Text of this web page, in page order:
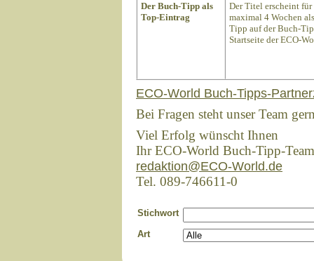
Der Buch-Tipp als
Top-Eintrag
Der Titel erscheint für
maximal 4 Wochen
Tipp auf der Buch-
Startseite der ECO-
ECO-World Buch-Tipps-
Bei Fragen steht unser Team
Viel Erfolg wünscht Ihnen
Ihr ECO-World Buch-Tipp-Team
redaktion@ECO-World.de
Tel. 089-746611-0
Stichwort
Art